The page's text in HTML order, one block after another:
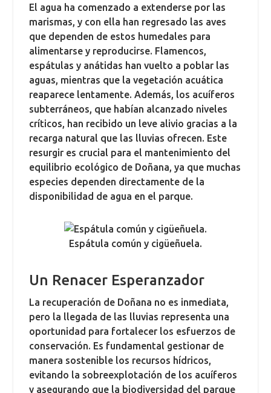
El agua ha comenzado a extenderse por las
marismas, y con ella han regresado las aves
que dependen de estos humedales para
alimentarse y reproducirse. Flamencos,
espátulas y anátidas han vuelto a poblar las
aguas, mientras que la vegetación acuática
reaparece lentamente. Además, los acuíferos
subterráneos, que habían alcanzado niveles
críticos, han recibido un leve alivio gracias a la
recarga natural que las lluvias ofrecen. Este
resurgir es crucial para el mantenimiento del
equilibrio ecológico de Doñana, ya que muchas
especies dependen directamente de la
disponibilidad de agua en el parque.
Espátula común y cigüeñuela.
Un Renacer Esperanzador
La recuperación de Doñana no es inmediata,
pero la llegada de las lluvias representa una
oportunidad para fortalecer los esfuerzos de
conservación. Es fundamental gestionar de
manera sostenible los recursos hídricos,
evitando la sobreexplotación de los acuíferos
y asegurando que la biodiversidad del parque